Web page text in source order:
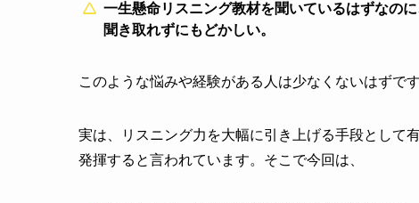
一生懸命リスニング教材を聞いているはずなの
聞き取れずにもどかしい。
このような悩みや経験がある人は少なくないはずです
実は、リスニング力を大幅に引き上げる手段として
発揮すると言われています。そこで今回は、